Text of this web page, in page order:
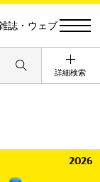
誌・ウェブ
詳細検索